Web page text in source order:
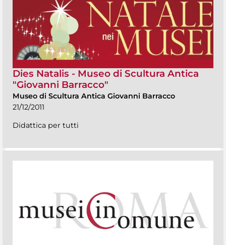
Dies Natalis - Museo di Scultura Antica
"Giovanni Barracco"
Museo di Scultura Antica Giovanni Barracco
21/12/2011
Didattica per tutti